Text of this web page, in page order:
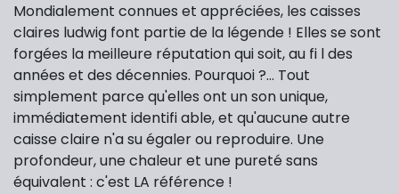
Mondialement connues et appréciées, les caisses
claires ludwig font partie de la légende ! Elles se sont
forgées la meilleure réputation qui soit, au fi l des
années et des décennies. Pourquoi ?… Tout
simplement parce qu'elles ont un son unique,
immédiatement identifi able, et qu'aucune autre
caisse claire n'a su égaler ou reproduire. Une
profondeur, une chaleur et une pureté sans
équivalent : c'est LA référence !